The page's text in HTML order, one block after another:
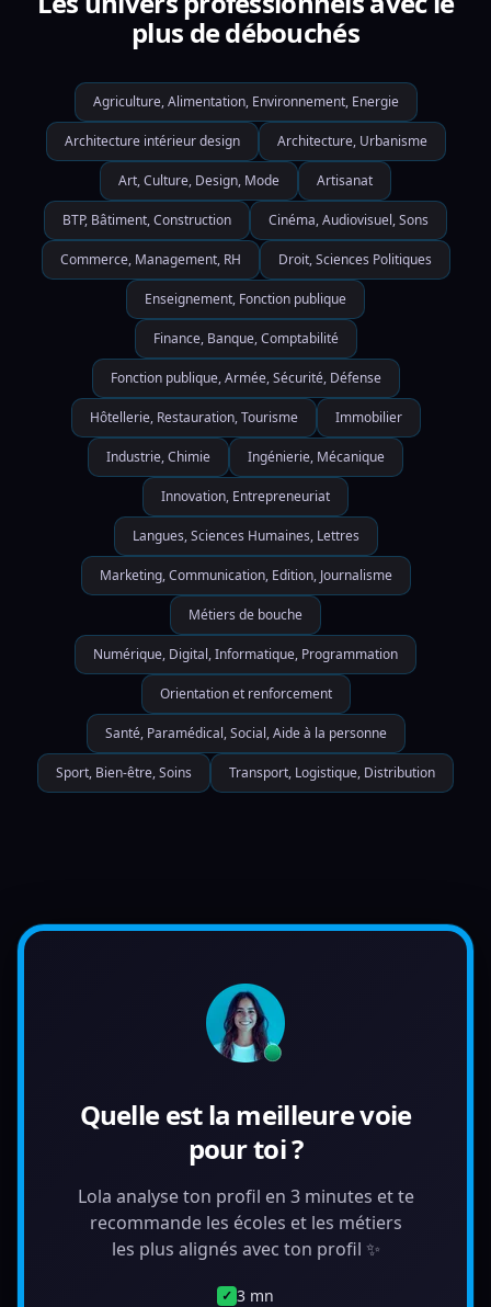
plus de débouchés
Agriculture, Alimentation, Environnement, Energie
Architecture intérieur design Architecture, Urbanisme
Art, Culture, Design, Mode Artisanat
BTP, Bâtiment, Construction Cinéma, Audiovisuel, Sons
Commerce, Management, RH Droit, Sciences Politiques
Enseignement, Fonction publique
Finance, Banque, Comptabilité
Fonction publique, Armée, Sécurité, Défense
Hôtellerie, Restauration, Tourisme Immobilier
Industrie, Chimie Ingénierie, Mécanique
Innovation, Entrepreneuriat
Langues, Sciences Humaines, Lettres
Marketing, Communication, Edition, Journalisme
Métiers de bouche
Numérique, Digital, Informatique, Programmation
Orientation et renforcement
Santé, Paramédical, Social, Aide à la personne
Sport, Bien-être, Soins Transport, Logistique, Distribution
Quelle est la meilleure voie
pour toi ?
Lola analyse ton profil en 3 minutes et te
recommande les écoles et les métiers
les plus alignés avec ton profil ✨
✓ 3 mn